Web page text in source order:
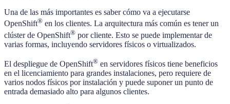
Una de las más importantes es saber cómo va a ejecutarse
OpenShift® en los clientes. La arquitectura más común es tener un
clúster de OpenShift® por cliente. Esto se puede implementar de
varias formas, incluyendo servidores físicos o virtualizados.
El despliegue de OpenShift® en servidores físicos tiene beneficios
en el licenciamiento para grandes instalaciones, pero requiere de
varios nodos físicos por instalación y puede suponer un punto de
entrada demasiado alto para algunos clientes.